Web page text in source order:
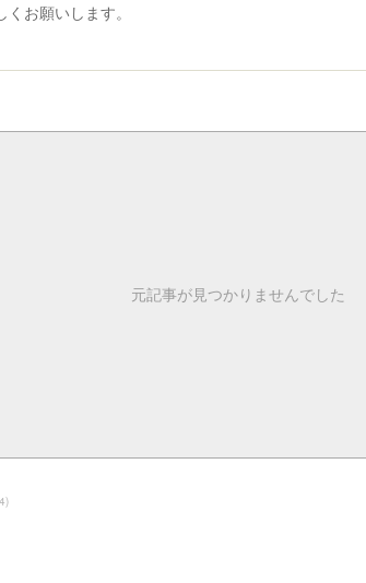
お願いします。
元記事が見つかりませんでした
4)